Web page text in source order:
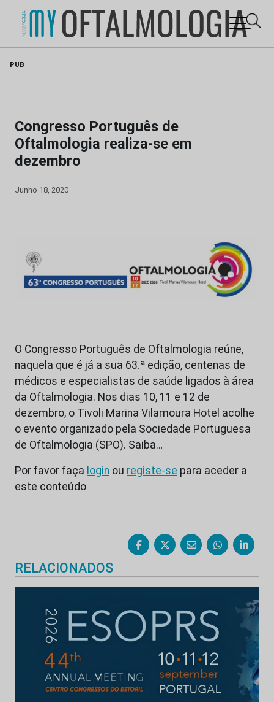
PUB
Congresso Português de
Oftalmologia realiza-se em
dezembro
Junho 18, 2020
O Congresso Português de Oftalmologia reúne,
naquela que é já a sua 63.ª edição, centenas de
médicos e especialistas de saúde ligados à área
da Oftalmologia. Nos dias 10, 11 e 12 de
dezembro, o Tivoli Marina Vilamoura Hotel acolhe
o evento organizado pela Sociedade Portuguesa
de Oftalmologia (SPO). Saiba…
Por favor faça login ou registe-se para aceder a
este conteúdo
RELACIONADOS